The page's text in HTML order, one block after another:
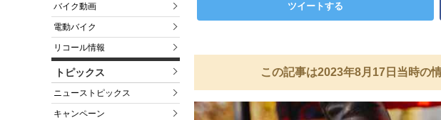
バイク動画
電動バイク
リコール情報
トピックス
ニューストピックス
キャンペーン
ツイートする
この記事は2023年8月17日当時の